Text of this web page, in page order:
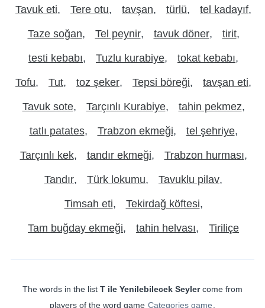
Tavuk eti Tere otu tavşan türlü tel kadayıf
Taze soğan Tel peynir tavuk döner tirit
testi kebabı Tuzlu kurabiye tokat kebabı
Tofu Tut toz şeker Tepsi böreği tavşan eti
Tavuk sote Tarçınlı Kurabiye tahin pekmez
tatlı patates Trabzon ekmeği tel şehriye
Tarçınlı kek tandır ekmeği Trabzon hurması
Tandır Türk lokumu Tavuklu pilav
Timsah eti Tekirdağ köftesi
Tam buğday ekmeği tahin helvası Tiriliçe
The words in the list T ile Yenilebilecek Seylercome from
players of the word game Categories game